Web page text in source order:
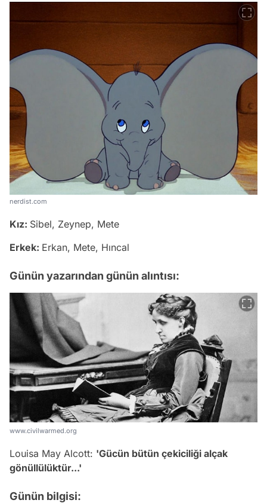
nerdist.com
Kız: Sibel, Zeynep, Mete
Erkek: Erkan, Mete, Hıncal
Günün yazarından günün alıntısı:
www.civilwarmed.org
Louisa May Alcott: 'Gücün bütün çekiciliği alçak
gönüllülüktür...'
Günün bilgisi: